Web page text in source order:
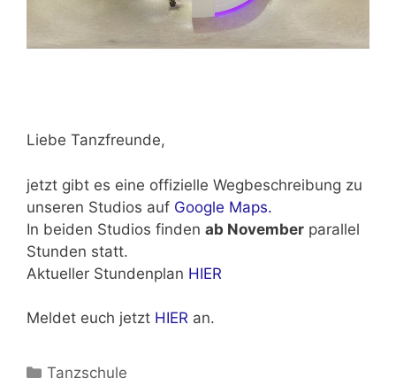
Liebe Tanzfreunde,
jetzt gibt es eine offizielle Wegbeschreibung zu
unseren Studios auf Google Maps.
In beiden Studios finden ab November parallel
Stunden statt.
Aktueller Stundenplan HIER
Meldet euch jetzt HIER an.
Kategorien
Tanzschule